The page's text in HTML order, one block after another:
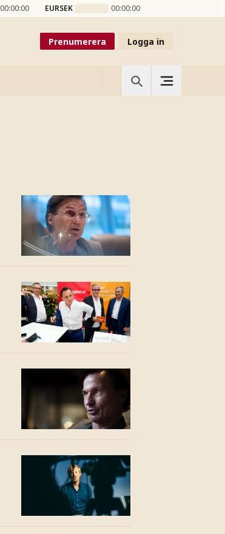
00:00:00 EURSEK 00:00:00
Prenumerera Logga in